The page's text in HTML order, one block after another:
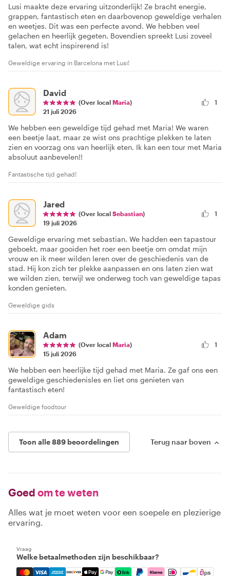
Lusi maakte deze ervaring uitzonderlijk! Ze bracht energie,
grappen, fantastisch eten en daarbovenop geweldige verhalen
en weetjes. Dit was een perfecte avond. We hebben veel
gelachen en heerlijk gegeten. Bovendien spreekt Lusi zoveel
talen, wat echt inspirerend is!
Geweldige ervaring in Barcelona met Lusi!
David
(Over local Maria)
21 juli 2026
1
We hebben een geweldige tijd gehad met Maria! We waren
een beetje laat, maar ze wist ons prachtige plekken te laten
zien en voorzag ons van heerlijk eten. Ik kan een tour met Maria
absoluut aanbevelen!!
Fantastische tijd gehad!
Jared
(Over local Sebastian)
19 juli 2026
1
Geweldige ervaring met sebastian. We hadden een tapastour
geboekt, maar gooiden het roer een beetje om omdat mijn
vrouw en ik meer wilden leren over de geschiedenis van de
stad. Hij kon zich ter plekke aanpassen en ons laten zien wat
we wilden zien, terwijl we onderweg toch van geweldige tapas
konden genieten.
Geweldige gids
Adam
(Over local Maria)
15 juli 2026
1
We hebben een heerlijke tijd gehad met Maria. Ze gaf ons een
geweldige geschiedenisles en liet ons genieten van
fantastisch eten!
Geweldige foodtour
Toon alle 889 beoordelingen Terug naar boven
Goed om te weten
Alles wat je moet weten voor een soepele en plezierige
ervaring.
Vraag
Welke betaalmethoden zijn beschikbaar?
Mastercard, Visa, Amex, Discover, Apple Pay, Google